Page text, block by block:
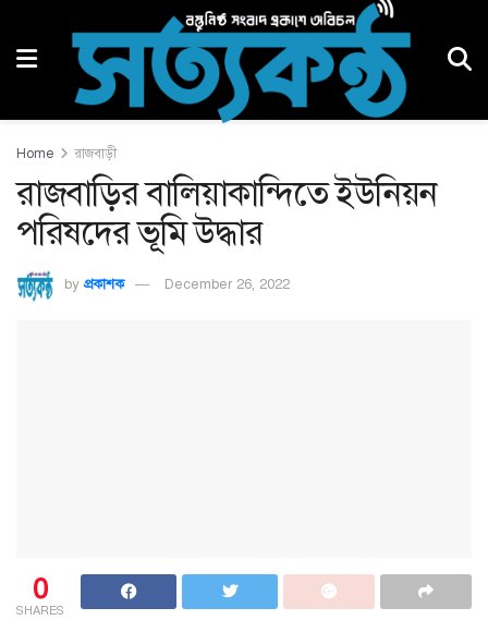
Home রাজবাড়ী
রাজবাড়ির বালিয়াকান্দিতে ইউনিয়ন
পরিষদের ভূমি উদ্ধার
by প্রকাশক December 26, 2022
0
SHARES